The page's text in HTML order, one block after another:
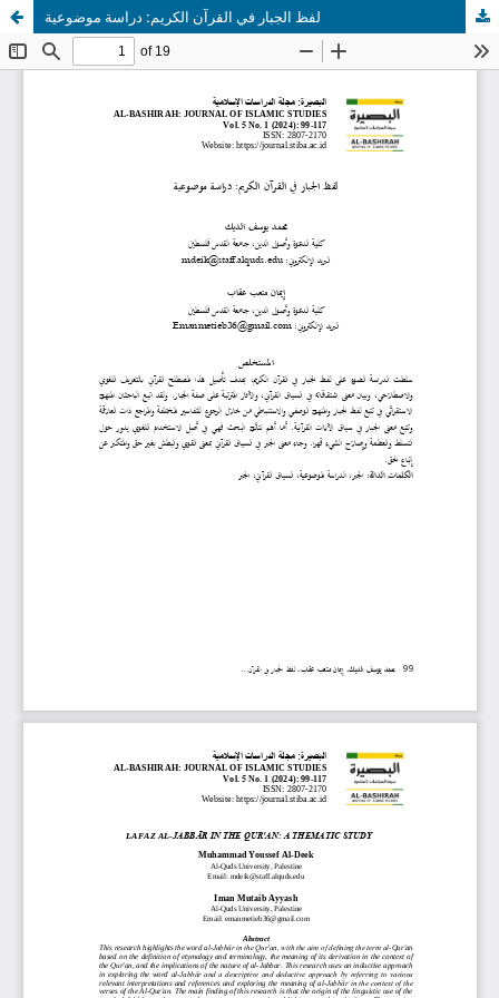
لفظ الجبار في القرآن الكريم: دراسة موضوعية